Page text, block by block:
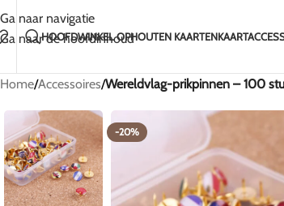
Ga naar navigatie
Ga naar de hoofdinhoud
Handgemaakt met liefde in Litouwen 2-5
HOOFDWINKEL OPHOUTEN KAARTEN
Home/Accessoires/Wereldvlag-prikpinnen – 100
-20%